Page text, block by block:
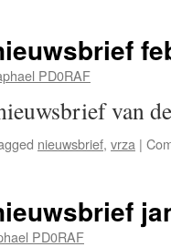
PD0RAF
van
nieuwsbrief, vrza |
PD0RAF